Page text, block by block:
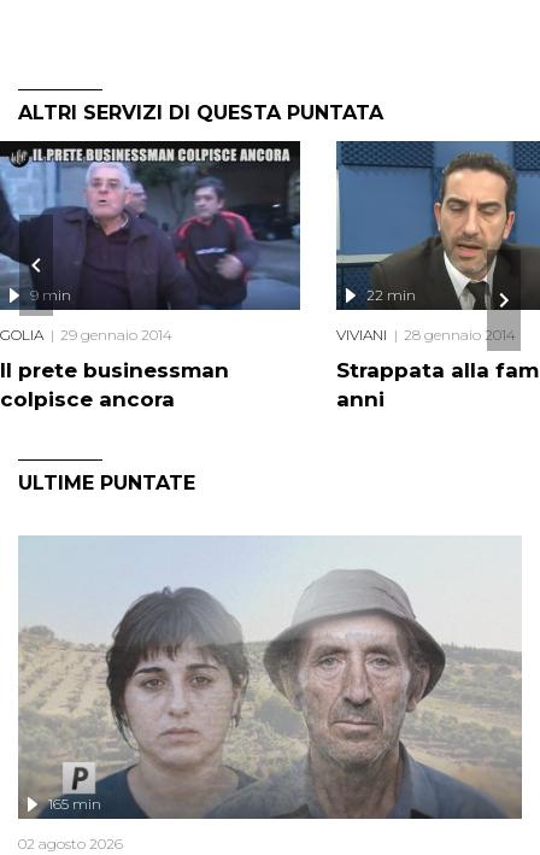
ALTRI SERVIZI DI QUESTA PUNTATA
Il prete businessman
colpisce ancora
9 min
GOLIA 29 gennaio 2014
Strappata alla
anni
22 min
VIVIANI 28 gennaio 2014
ULTIME PUNTATE
165 min
02 agosto 2026